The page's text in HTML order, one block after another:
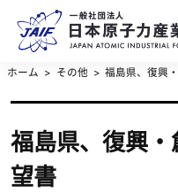
ホーム その他 福島県、復興
福島県、復興
望書